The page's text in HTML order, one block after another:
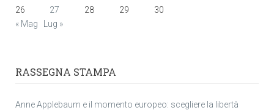
26
27 28 29
30
« Mag
Lug »
RASSEGNA STAMPA
Anne Applebaum e il momento europeo: scegliere la libertà